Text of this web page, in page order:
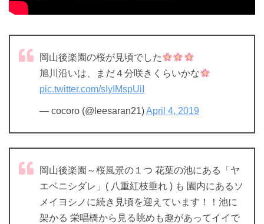
岡山後楽園の桜が見頃でした
旭川沿いは、まだ４分咲きくらいかな
pic.twitter.com/sIyIMspUiI
— cocoro (@leesaran21)April 4, 2019
岡山後楽園～桜風景の１つ 花葉の池にある「ヤ
エベニシダレ」( 八重紅枝垂れ ) も 園内にあるソ
メイヨシノに続き見頃を迎えています！！池に
架かる 栄唱橋から見る眺めも趣があってイイで